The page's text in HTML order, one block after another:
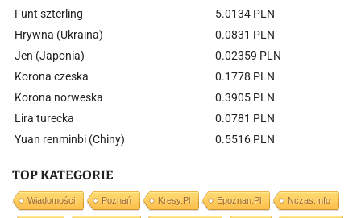
Funt szterling
5.0134 PLN
Hrywna (Ukraina)
0.0831 PLN
Jen (Japonia)
0.02359 PLN
Korona czeska
0.1778 PLN
Korona norweska
0.3905 PLN
Lira turecka
0.0781 PLN
Yuan renminbi (Chiny)
0.5516 PLN
TOP KATEGORIE
Wiadomości Poznań Kresy.pl Epoznan.pl Nczas.info